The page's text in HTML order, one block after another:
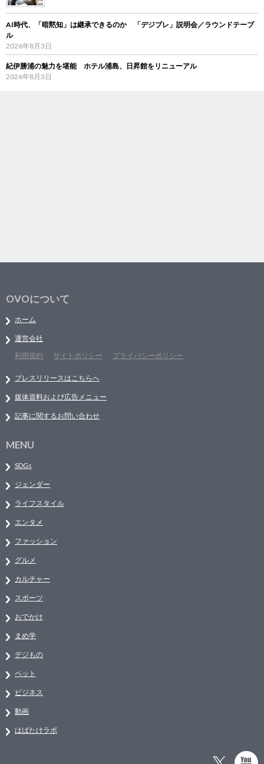
AI時代、「暗黙知」は継承できるのか 「デジブレ」説明会／ラウンドテーブ
ル
2026年8月3日
紀伊勝浦の魅力を堪能 ホテル浦島、日昇館をリニューアル
2026年8月3日
OVOについて
ホーム
運営会社
利用規約
サイトポリシー プライバシーポリシー
プレスリリースはこちらへ
媒体資料および広告メニュー
記事に関するお問い合わせ
MENU
SDGs
ジェンダー
ライフスタイル
エンタメ
ファッション
グルメ
カルチャー
スポーツ
おでかけ
まめ学
デジもの
ペット
ビジネス
動画
はばたけラボ